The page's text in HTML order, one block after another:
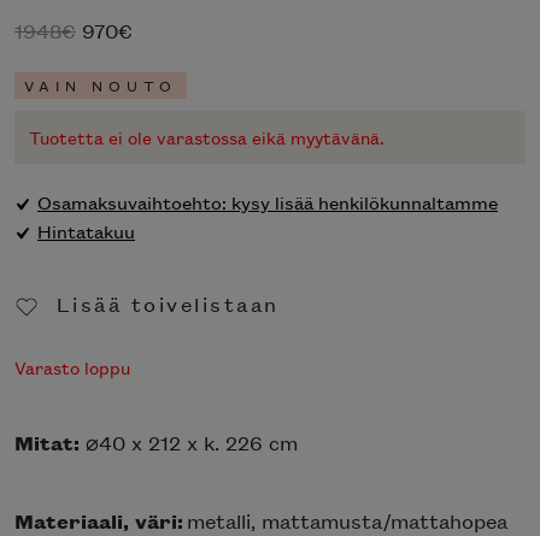
1948€ Alkuperäinen
oli:
970€
on:
VAIN NOUTO
Tuotetta ei ole varastossa eikä myytävänä.
Osamaksuvaihtoehto: kysy lisää henkilökunnaltamme
Hintatakuu
Lisää toivelistaan
Varasto loppu
Mitat: ⌀40 x 212 x k. 226 cm
Materiaali, väri: metalli, mattamusta/mattahopea